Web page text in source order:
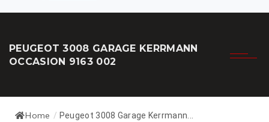
PEUGEOT 3008 GARAGE KERRMANN
OCCASION 9163 002
Home / Peugeot 3008 Garage Kerrmann...